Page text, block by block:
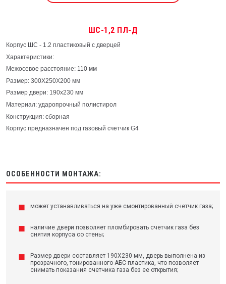
ШС-1,2 ПЛ-Д
Корпус ШС - 1.2 пластиковый с дверцей
Характеристики:
Межосевое расстояние: 110 мм
Размер: 300Х250Х200 мм
Размер двери: 190х230 мм
Материал: ударопрочный полистирол
Конструкция: сборная
Корпус предназначен под газовый счетчик G4
ОСОБЕННОСТИ МОНТАЖА:
может устанавливаться на уже смонтированный счетчик газа;
наличие двери позволяет пломбировать счетчик газа без
снятия корпуса со стены;
Размер двери составляет 190Х230 мм, дверь выполнена из
прозрачного, тонированного АБС пластика, что позволяет
снимать показания счетчика газа без ее открытия;